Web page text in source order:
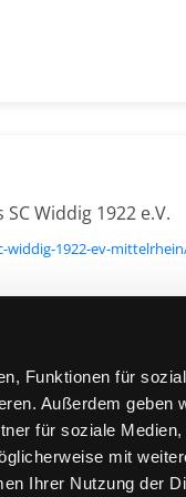
Funktionen für
Außerdem geben
für soziale Medien,
mit
Ihrer Nutzung der
Widdig 1922 e.V.
1922-ev-
MEDIA: